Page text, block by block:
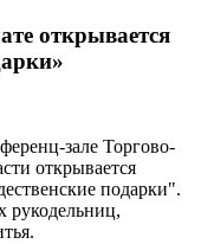
открывается
зале Торгово-
открывается
подарки".
рукодельниц,